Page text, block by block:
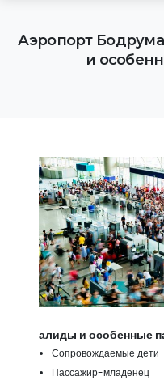
Аэропорт
и
алиды и особенные
Сопровождаемые дети
Пассажир-младенец